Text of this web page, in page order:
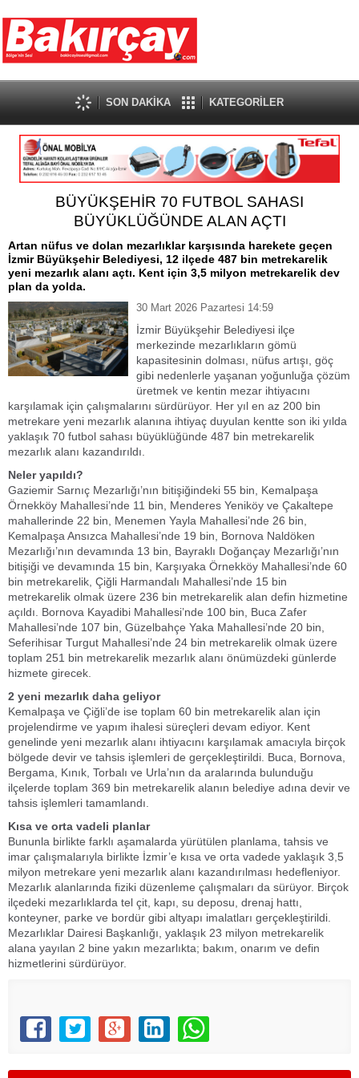
SON DAKİKA KATEGORİLER
BÜYÜKŞEHİR 70 FUTBOL SAHASI
BÜYÜKLÜĞÜNDE ALAN AÇTI
Artan nüfus ve dolan mezarlıklar karşısında harekete geçen
İzmir Büyükşehir Belediyesi, 12 ilçede 487 bin metrekarelik
yeni mezarlık alanı açtı. Kent için 3,5 milyon metrekarelik dev
plan da yolda.
30 Mart 2026 Pazartesi 14:59
İzmir Büyükşehir Belediyesi ilçe
merkezinde mezarlıkların gömü
kapasitesinin dolması, nüfus artışı, göç
gibi nedenlerle yaşanan yoğunluğa çözüm
üretmek ve kentin mezar ihtiyacını
karşılamak için çalışmalarını sürdürüyor. Her yıl en az 200 bin
metrekare yeni mezarlık alanına ihtiyaç duyulan kentte son iki yılda
yaklaşık 70 futbol sahası büyüklüğünde 487 bin metrekarelik
mezarlık alanı kazandırıldı.
Neler yapıldı?
Gaziemir Sarnıç Mezarlığı’nın bitişiğindeki 55 bin, Kemalpaşa
Örnekköy Mahallesi’nde 11 bin, Menderes Yeniköy ve Çakaltepe
mahallerinde 22 bin, Menemen Yayla Mahallesi’nde 26 bin,
Kemalpaşa Ansızca Mahallesi’nde 19 bin, Bornova Naldöken
Mezarlığı’nın devamında 13 bin, Bayraklı Doğançay Mezarlığı’nın
bitişiği ve devamında 15 bin, Karşıyaka Örnekköy Mahallesi’nde 60
bin metrekarelik, Çiğli Harmandalı Mahallesi’nde 15 bin
metrekarelik olmak üzere 236 bin metrekarelik alan defin hizmetine
açıldı. Bornova Kayadibi Mahallesi’nde 100 bin, Buca Zafer
Mahallesi’nde 107 bin, Güzelbahçe Yaka Mahallesi’nde 20 bin,
Seferihisar Turgut Mahallesi’nde 24 bin metrekarelik olmak üzere
toplam 251 bin metrekarelik mezarlık alanı önümüzdeki günlerde
hizmete girecek.
2 yeni mezarlık daha geliyor
Kemalpaşa ve Çiğli’de ise toplam 60 bin metrekarelik alan için
projelendirme ve yapım ihalesi süreçleri devam ediyor. Kent
genelinde yeni mezarlık alanı ihtiyacını karşılamak amacıyla birçok
bölgede devir ve tahsis işlemleri de gerçekleştirildi. Buca, Bornova,
Bergama, Kınık, Torbalı ve Urla’nın da aralarında bulunduğu
ilçelerde toplam 369 bin metrekarelik alanın belediye adına devir ve
tahsis işlemleri tamamlandı.
Kısa ve orta vadeli planlar
Bununla birlikte farklı aşamalarda yürütülen planlama, tahsis ve
imar çalışmalarıyla birlikte İzmir’e kısa ve orta vadede yaklaşık 3,5
milyon metrekare yeni mezarlık alanı kazandırılması hedefleniyor.
Mezarlık alanlarında fiziki düzenleme çalışmaları da sürüyor. Birçok
ilçedeki mezarlıklarda tel çit, kapı, su deposu, drenaj hattı,
konteyner, parke ve bordür gibi altyapı imalatları gerçekleştirildi.
Mezarlıklar Dairesi Başkanlığı, yaklaşık 23 milyon metrekarelik
alana yayılan 2 bine yakın mezarlıkta; bakım, onarım ve defin
hizmetlerini sürdürüyor.